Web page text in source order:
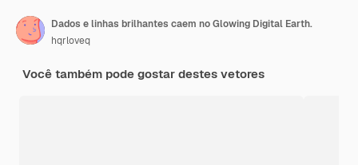
Dados e linhas brilhantes caem no Glowing Digital Earth.
hqrloveq
Você também pode gostar destes vetores